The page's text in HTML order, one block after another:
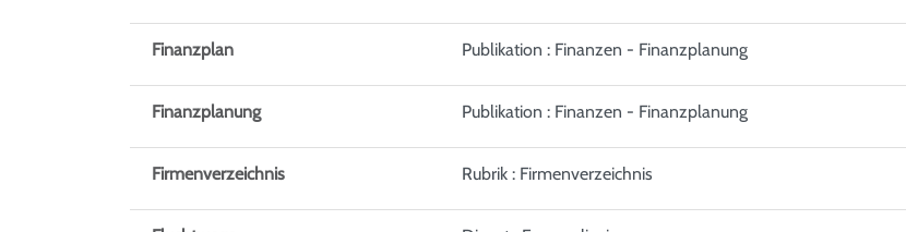
Finanzplan Publikation : Finanzen - Finanzplanung
Finanzplanung Publikation : Finanzen - Finanzplanung
Firmenverzeichnis Rubrik : Firmenverzeichnis